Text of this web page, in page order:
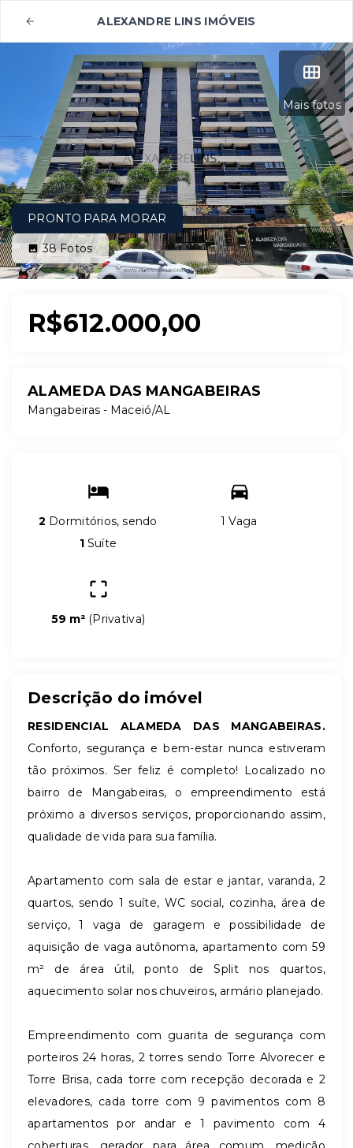
ALEXANDRE LINS IMÓVEIS
Mais fotos
PRONTO PARA MORAR
38Fotos
R$612.000,00
ALAMEDA DAS MANGABEIRAS
Mangabeiras - Maceió/AL
2 Dormitórios, sendo
1 Suíte
1 Vaga
59 m² (Privativa)
Descrição do imóvel
RESIDENCIAL ALAMEDA DAS MANGABEIRAS.
Conforto, segurança e bem-estar nunca estiveram
tão próximos. Ser feliz é completo! Localizado no
bairro de Mangabeiras, o empreendimento está
próximo a diversos serviços, proporcionando assim,
qualidade de vida para sua família.
Apartamento com sala de estar e jantar, varanda, 2
quartos, sendo 1 suíte, WC social, cozinha, área de
serviço, 1 vaga de garagem e possibilidade de
aquisição de vaga autônoma, apartamento com 59
m² de área útil, ponto de Split nos quartos,
aquecimento solar nos chuveiros, armário planejado.
Empreendimento com guarita de segurança com
porteiros 24 horas, 2 torres sendo Torre Alvorecer e
Torre Brisa, cada torre com recepção decorada e 2
elevadores, cada torre com 9 pavimentos com 8
apartamentos por andar e 1 pavimento com 4